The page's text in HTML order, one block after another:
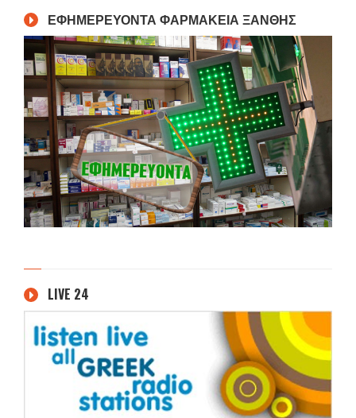
ΕΦΗΜΕΡΕΥΟΝΤΑ ΦΑΡΜΑΚΕΙΑ ΞΑΝΘΗΣ
LIVE 24